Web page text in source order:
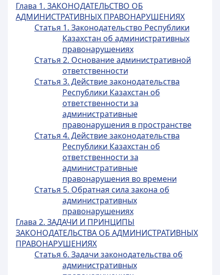
Глава 1. ЗАКОНОДАТЕЛЬСТВО ОБ
АДМИНИСТРАТИВНЫХ ПРАВОНАРУШЕНИЯХ
Статья 1. Законодательство Республики
Казахстан об административных
правонарушениях
Статья 2. Основание административной
ответственности
Статья 3. Действие законодательства
Республики Казахстан об
ответственности за
административные
правонарушения в пространстве
Статья 4. Действие законодательства
Республики Казахстан об
ответственности за
административные
правонарушения во времени
Статья 5. Обратная сила закона об
административных
правонарушениях
Глава 2. ЗАДАЧИ И ПРИНЦИПЫ
ЗАКОНОДАТЕЛЬСТВА ОБ АДМИНИСТРАТИВНЫХ
ПРАВОНАРУШЕНИЯХ
Статья 6. Задачи законодательства об
административных